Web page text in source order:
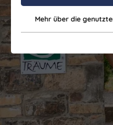
Mehr über die